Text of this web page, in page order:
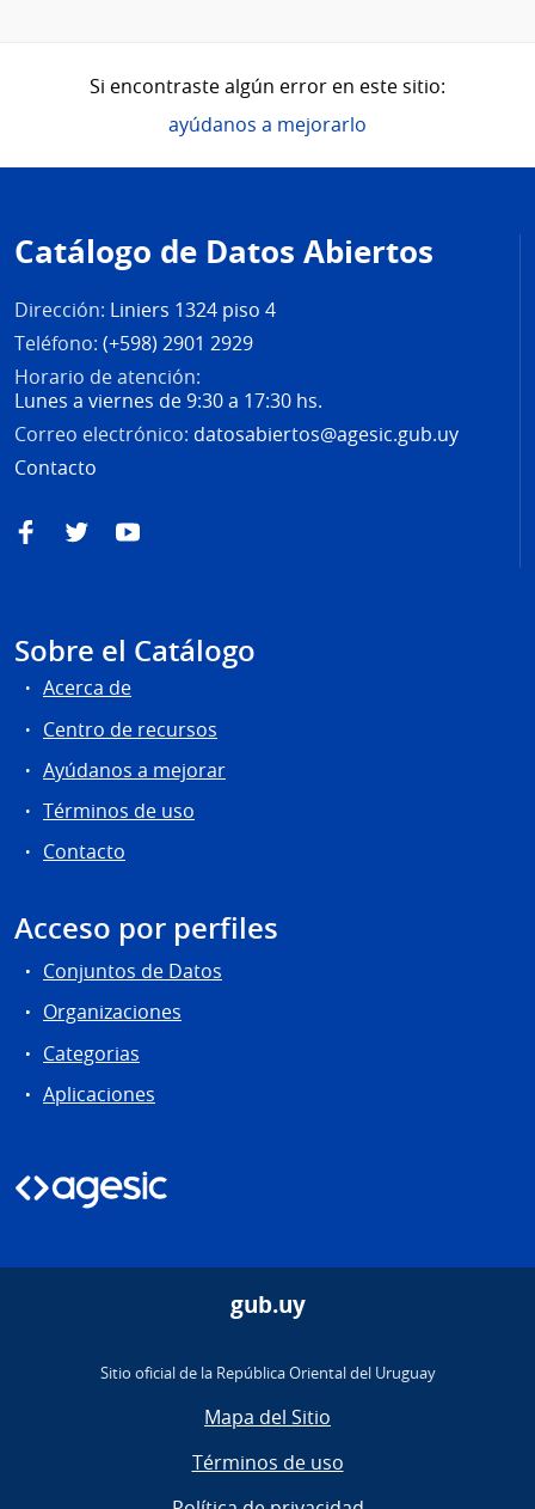
Si encontraste algún error en este sitio:
ayúdanos a mejorarlo
de
página
Catálogo de Datos Abiertos
Dirección: Liniers 1324 piso 4
Teléfono: (+598) 2901 2929
Horario de atención:
Lunes a viernes de 9:30 a 17:30 hs.
Correo electrónico: datosabiertos@agesic.gub.uy
Contacto
FacebookTwitterYouTube
Sobre el Catálogo
Acerca de
Centro de recursos
Ayúdanos a mejorar
Términos de uso
Contacto
Acceso por perfiles
Conjuntos de Datos
Organizaciones
Categorias
Aplicaciones
gub.uy
Sitio oficial de la República Oriental del Uruguay
Mapa del Sitio
Términos de uso